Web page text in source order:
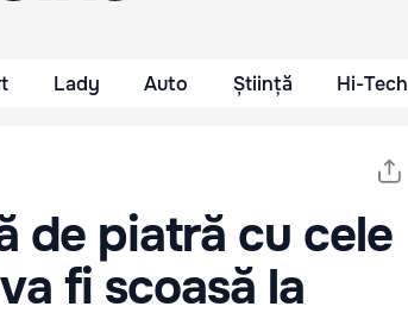
Lady Auto Știință Hi-Tech
de piatră cu cele
fi scoasă la